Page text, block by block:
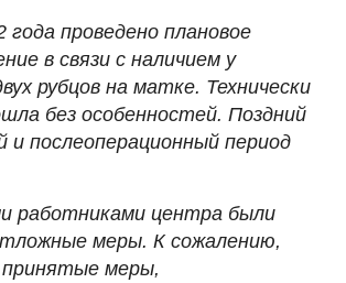
года проведено плановое
в связи с наличием у
рубцов на матке. Технически
без особенностей. Поздний
и послеоперационный период
работниками центра были
меры. К сожалению,
меры,